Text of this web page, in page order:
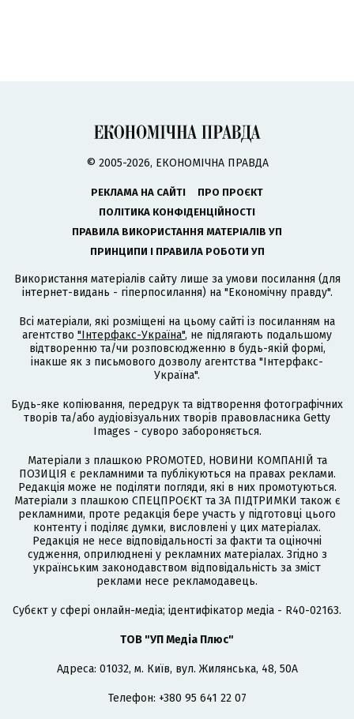
© 2005-2026, ЕКОНОМІЧНА ПРАВДА
РЕКЛАМА НА САЙТІ
ПРО ПРОЄКТ
ПОЛІТИКА КОНФІДЕНЦІЙНОСТІ
ПРАВИЛА ВИКОРИСТАННЯ МАТЕРІАЛІВ УП
ПРИНЦИПИ І ПРАВИЛА РОБОТИ УП
Використання матеріалів сайту лише за умови посилання (для
інтернет-видань - гіперпосилання) на "Економічну правду".
Всі матеріали, які розміщені на цьому сайті із посиланням на
агентство "Інтерфакс-Україна", не підлягають подальшому
відтворенню та/чи розповсюдженню в будь-якій формі,
інакше як з письмового дозволу агентства "Інтерфакс-
Україна".
Будь-яке копіювання, передрук та відтворення фотографічних
творів та/або аудіовізуальних творів правовласника Getty
Images - суворо забороняється.
Матеріали з плашкою PROMOTED, НОВИНИ КОМПАНІЙ та
ПОЗИЦІЯ є рекламними та публікуються на правах реклами.
Редакція може не поділяти погляди, які в них промотуються.
Матеріали з плашкою СПЕЦПРОЄКТ та ЗА ПІДТРИМКИ також є
рекламними, проте редакція бере участь у підготовці цього
контенту і поділяє думки, висловлені у цих матеріалах.
Редакція не несе відповідальності за факти та оціночні
судження, оприлюднені у рекламних матеріалах. Згідно з
українським законодавством відповідальність за зміст
реклами несе рекламодавець.
Cубєкт у сфері онлайн-медіа; ідентифікатор медіа - R40-02163.
ТОВ "УП Медіа Плюс"
Адреса: 01032, м. Київ, вул. Жилянська, 48, 50А
Телефон: +380 95 641 22 07